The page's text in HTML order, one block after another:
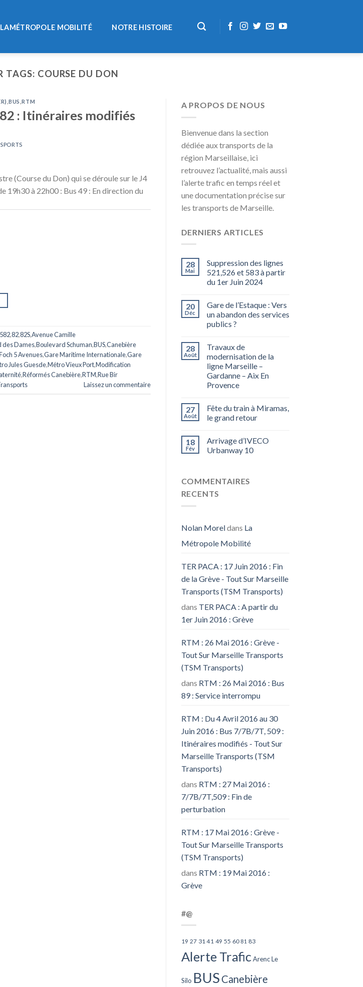
LAMÉTROPOLE MOBILITÉ NOTRE HISTOIRE
TAGS: COURSE DU DON
,BUS ,RTM
: Itinéraires modifiés
(Course du Don) qui se déroule sur le J4
19h30 à 22h00 : Bus 49 : En direction du
582,82,82S,Avenue Camille
des Dames,Boulevard Schuman,BUS,Canebière
5 Avenues,Gare Maritime Internationale,Gare
Jules Guesde,Métro Vieux Port,Modification
,Réformés Canebière,RTM,Rue Bir
Laissez un commentaire
A PROPOS DE NOUS
Bienvenue dans la section
dédiée aux transports de la
région Marseillaise, ici
retrouvez l’actualité, mais aussi
l’alerte trafic en temps réel et
une documentation précise sur
les transports de Marseille.
DERNIERS ARTICLES
28
Mai
Suppression des lignes
521,526 et 583 à partir
du 1er Juin 2024
20
Déc
Gare de l’Estaque : Vers
un abandon des services
publics ?
28
Août
Travaux de
modernisation de la
ligne Marseille –
Gardanne – Aix En
Provence
27
Août
Fête du train à Miramas,
le grand retour
18
Fév
Arrivage d’IVECO
Urbanway 10
COMMENTAIRES
RECENTS
Nolan Moreldans La
Métropole Mobilité
TER PACA : 17 Juin 2016 : Fin
de la Grève - Tout Sur Marseille
Transports (TSM Transports)
dans TER PACA : A partir du
1er Juin 2016 : Grève
RTM : 26 Mai 2016 : Grève -
Tout Sur Marseille Transports
(TSM Transports)
dans RTM : 26 Mai 2016 : Bus
89 : Service interrompu
RTM : Du 4 Avril 2016 au 30
Juin 2016 : Bus 7/7B/7T, 509 :
Itinéraires modifiés - Tout Sur
Marseille Transports (TSM
Transports)
dans RTM : 27 Mai 2016 :
7/7B/7T,509 : Fin de
perturbation
RTM : 17 Mai 2016 : Grève -
Tout Sur Marseille Transports
(TSM Transports)
dans RTM : 19 Mai 2016 :
Grève
#@
19 27 31 41 49 55 60 81 83
Alerte Trafic Arenc Le
Silo BUS Canebière